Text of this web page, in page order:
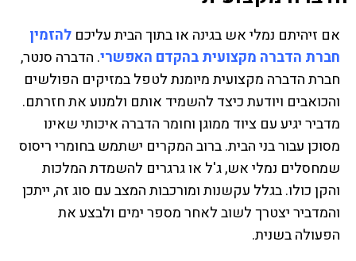
אם זיהיתם נמלי אש בגינה או בתוך הבית עליכם להזמין
חברת הדברה מקצועית בהקדם האפשרי. הדברה סנטר,
חברת הדברה מקצועית מיומנת לטפל במזיקים הפולשים
והכואבים ויודעת כיצד להשמיד אותם ולמנוע את חזרתם.
מדביר יגיע עם ציוד ממוגן וחומר הדברה איכותי שאינו
מסוכן עבור בני הבית. ברוב המקרים ישתמש בחומרי ריסוס
שמחסלים נמלי אש, ג'ל או גרגרים להשמדת המלכות
והקן כולו. בגלל עקשנות ומורכבות המצב עם סוג זה, ייתכן
והמדביר יצטרך לשוב לאחר מספר ימים ולבצע את
הפעולה בשנית.